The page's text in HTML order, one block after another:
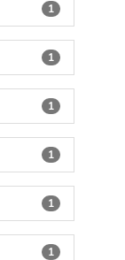
1
1
1
1
1
1